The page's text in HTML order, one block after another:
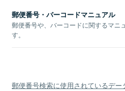
郵便番号・バーコードマニュアル
郵便番号や、バーコードに関するマニ
す。
郵便番号検索に使用されているデー